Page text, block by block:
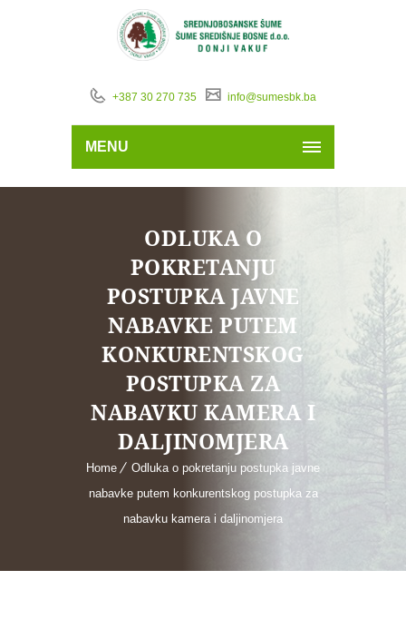
+387 30 270 735 info@sumesbk.ba
MENU
ODLUKA O
POKRETANJU
POSTUPKA JAVNE
NABAVKE PUTEM
KONKURENTSKOG
POSTUPKA ZA
NABAVKU KAMERA I
DALJINOMJERA
Home
Odluka o pokretanju postupka javne
nabavke putem konkurentskog postupka za
nabavku kamera i daljinomjera